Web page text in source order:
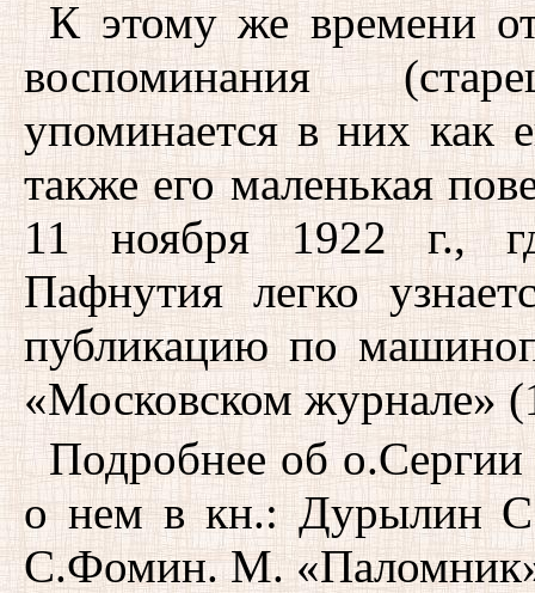
К этому же времени
воспоминания
упоминается в них как
также его маленькая
11 ноября 1922 г.,
Пафнутия легко
публикацию по
«Московском журнале»
Подробнее об
о нем в кн.: Дурылин
С.Фомин. М.